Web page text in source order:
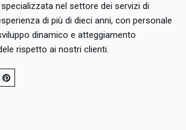
nel settore dei servizi di
di più di dieci anni, con personale
dinamico e atteggiamento
rispetto ai nostri clienti.